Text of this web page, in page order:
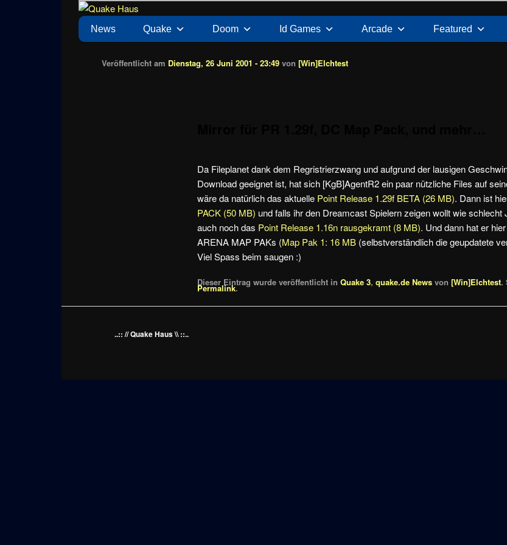
Quake Haus
News zu Quake, Doom, FPS, Arcade
Hauptmenü
News Quake Doom Id Games Arcade Featured
Veröffentlicht am Dienstag, 26 Juni 2001 - 23:49 von[Win]Elchtest
Da Fileplanet dank dem Regristrierzwang und aufgrund der lausigen
Download geeignet ist, hat sich [KgB]AgentR2 ein paar nützliche Files auf
wäre da natürlich das aktuelle Point Release 1.29f BETA (26 MB). Dann ist
PACK (50 MB) und falls ihr den Dreamcast Spielern zeigen wollt wie schlecht
auch noch das Point Release 1.16n rausgekramt (8 MB). Und dann hat er
ARENA MAP PAKs (Map Pak 1: 16 MB (selbstverständlich die geupdatete
Viel Spass beim saugen :)
Dieser Eintrag wurde veröffentlicht inQuake 3,quake.de News von[Win]Elchtest.
Permalink.
..:: // Quake Haus \\ ::..